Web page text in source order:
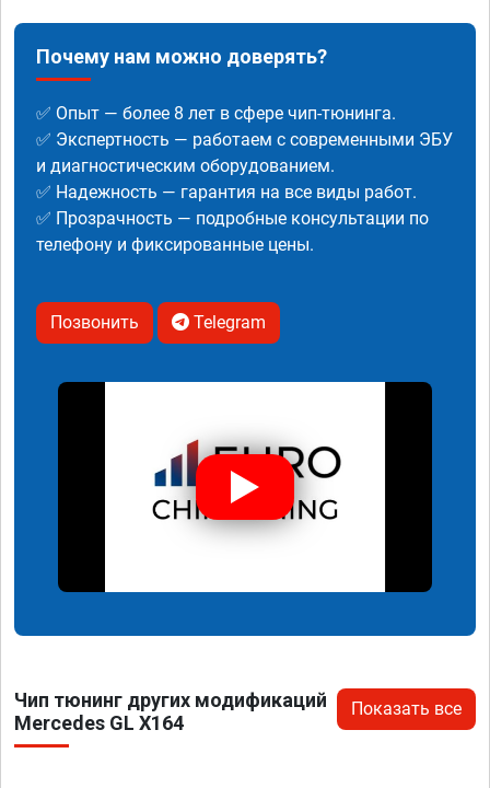
Почему нам можно доверять?
✅ Опыт — более 8 лет в сфере чип-тюнинга.
✅ Экспертность — работаем с современными ЭБУ
и диагностическим оборудованием.
✅ Надежность — гарантия на все виды работ.
✅ Прозрачность — подробные консультации по
телефону и фиксированные цены.
Позвонить Telegram
Чип тюнинг других модификаций
Mercedes GL X164
Показать все